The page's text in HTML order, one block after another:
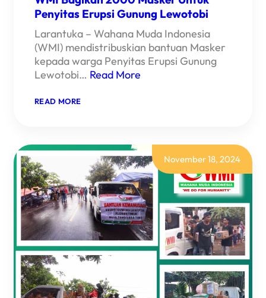
Penyitas Erupsi Gunung Lewotobi
Larantuka – Wahana Muda Indonesia
(WMI) mendistribuskian bantuan Masker
kepada warga Penyitas Erupsi Gunung
Lewotobi… Read More
READ MORE:
UNTUK
PENYITAS
ERUPSI
GUNUNG
LEWOTOBI
November 18, 2024